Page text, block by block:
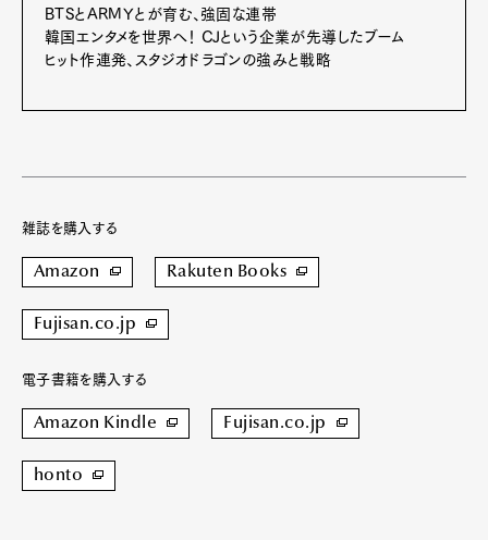
BTSとARMYとが育む、強固な連帯
韓国エンタメを世界へ！ CJという企業が先導したブーム
ヒット作連発、スタジオドラゴンの強みと戦略
雑誌を購入する
Amazon Rakuten Books
Fujisan.co.jp
電子書籍を購入する
Amazon Kindle Fujisan.co.jp
honto